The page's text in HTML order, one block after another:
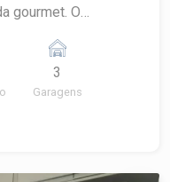
gourmet. O
diversificado e
- 3 dormitórios,
3
Garagens